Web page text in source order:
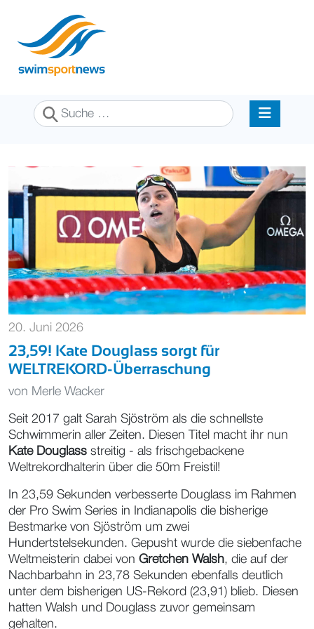
Suchen
20. Juni 2026
23,59! Kate Douglass sorgt für
WELTREKORD-Überraschung
von Merle Wacker
Seit 2017 galt Sarah Sjöström als die schnellste
Schwimmerin aller Zeiten. Diesen Titel macht ihr nun
Kate Douglass streitig - als frischgebackene
Weltrekordhalterin über die 50m Freistil!
In 23,59 Sekunden verbesserte Douglass im Rahmen
der Pro Swim Series in Indianapolis die bisherige
Bestmarke von Sjöström um zwei
Hundertstelsekunden. Gepusht wurde die siebenfache
Weltmeisterin dabei von Gretchen Walsh, die auf der
Nachbarbahn in 23,78 Sekunden ebenfalls deutlich
unter dem bisherigen US-Rekord (23,91) blieb. Diesen
hatten Walsh und Douglass zuvor gemeinsam
gehalten.